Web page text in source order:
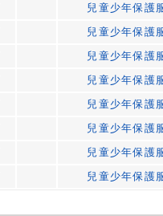
兒童少年保護
兒童少年保護
兒童少年保護
兒童少年保護
兒童少年保護
兒童少年保護
兒童少年保護
兒童少年保護